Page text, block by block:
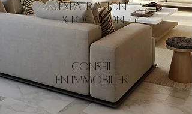
​EXPATRIATION
& LOCATION
​CONSEIL
EN IMMOBILIER